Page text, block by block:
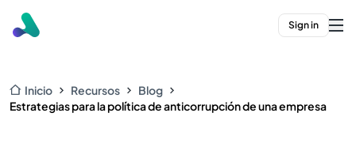
Sign in
Inicio Recursos
Blog
Estrategias para la política de anticorrupción de una empresa